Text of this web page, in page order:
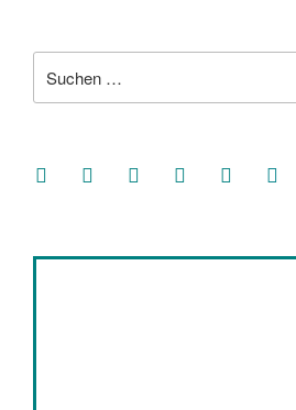
nach:
facebooksoundcloud
twitter mastodoninstagramthreads